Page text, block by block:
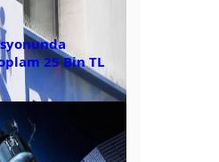
25 Bin TL